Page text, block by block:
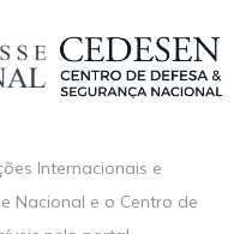
Internacionais e
Nacional e o Centro de